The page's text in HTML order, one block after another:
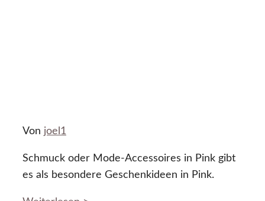
Von joel1
Schmuck oder Mode-Accessoires in Pink gibt
es als besondere Geschenkideen in Pink.